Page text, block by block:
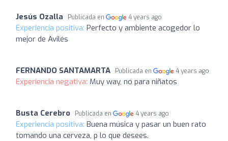
Jesús Ozalla Publicada en 4 years ago
Experiencia positiva: Perfecto y ambiente acogedor lo
mejor de Avilés
FERNANDO SANTAMARTA Publicada en 4 years ago
Experiencia negativa: Muy way, no para niñatos
Busta Cerebro Publicada en 4 years ago
Experiencia positiva: Buena música y pasar un buen rato
tomando una cerveza, p lo que desees.